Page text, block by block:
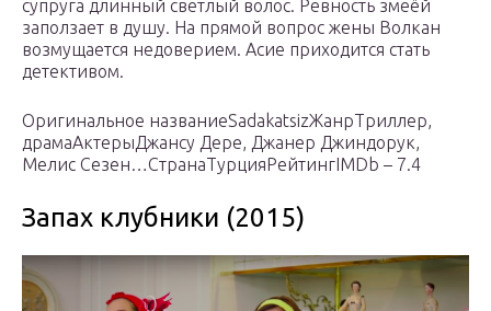
супруга длинный светлый волос. Ревность змеёй
заползает в душу. На прямой вопрос жены Волкан
возмущается недоверием. Асие приходится стать
детективом.
Оригинальное названиеSadakatsizЖанрТриллер,
драмаАктерыДжансу Дере, Джанер Джиндорук,
Мелис Сезен…СтранаТурцияРейтингIMDb – 7.4
Запах клубники (2015)